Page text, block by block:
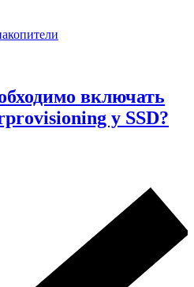
включать
у SSD?